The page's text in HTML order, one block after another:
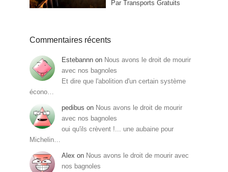
Par Transports Gratuits
Commentaires récents
Estebannn on Nous avons le droit de mourir
avec nos bagnoles
Et dire que l'abolition d'un certain système
écono…
pedibus on Nous avons le droit de mourir
avec nos bagnoles
oui qu'ils crèvent !... une aubaine pour
Michelin…
Alex on Nous avons le droit de mourir avec
nos bagnoles